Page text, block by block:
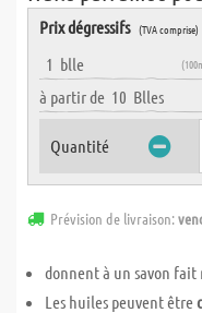
Prix dégressifs (TVA comprise)
1 blle
à partir de 10 Blles
Quantité
Prévision de livraison:
donnent à un savon fait
Les huiles peuvent être